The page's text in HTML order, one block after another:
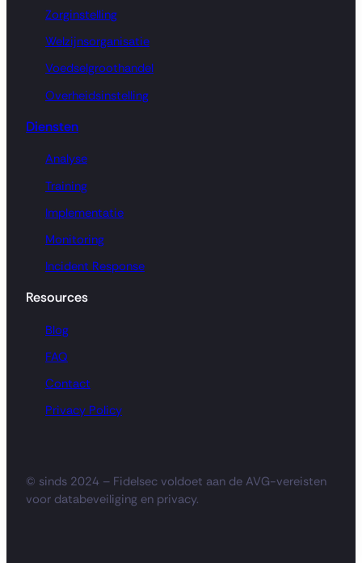
Zorginstelling
Welzijnsorganisatie
Voedselgroothandel
Overheidsinstelling
Diensten
Analyse
Training
Implementatie
Monitoring
Incident Response
Resources
Blog
FAQ
Contact
Privacy Policy
© sinds 2024 – Fidelsec voldoet aan de AVG-vereisten
voor databeveiliging en privacy.